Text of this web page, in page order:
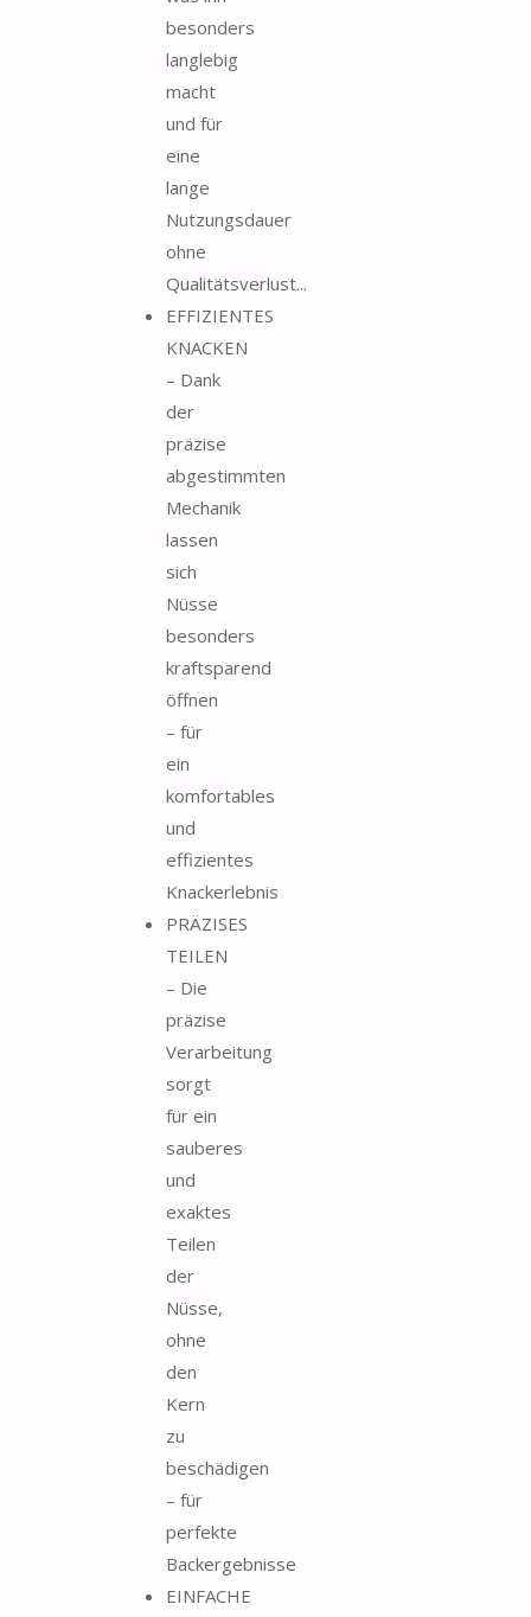
besonders
langlebig
macht
und für
eine
lange
Nutzungsdauer
ohne
Qualitätsverlust...
EFFIZIENTES
KNACKEN
– Dank
der
präzise
abgestimmten
Mechanik
lassen
sich
Nüsse
besonders
kraftsparend
öffnen
– für
ein
komfortables
und
effizientes
Knackerlebnis
PRÄZISES
TEILEN
– Die
präzise
Verarbeitung
sorgt
für ein
sauberes
und
exaktes
Teilen
der
Nüsse,
ohne
den
Kern
zu
beschädigen
– für
perfekte
Backergebnisse
EINFACHE